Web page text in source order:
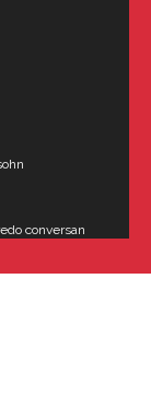
conversan